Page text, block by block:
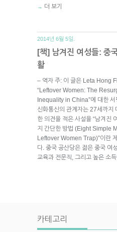
→ 더 보기
2014년 6월 5일.
[책] 남겨진 여성들: 중
활
– 역자 주: 이 글은 Leta Hong
“Leftover Women: The
Inequality in China”에 대한 서
신화통신의 관계자는 27세까지
한 의견을 적은 사설을 “남겨진
지 간단한 방법 (Eight Simple
Leftover Women Trap)”이란
다. 중국 공산당은 젊은 중국 여
교육과 전문직, 그리고 높은 소득
카테고리